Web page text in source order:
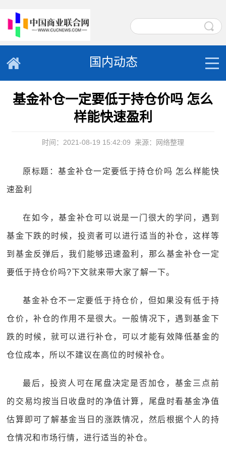
国内动态
基金补仓一定要低于持仓价吗 怎么
样能快速盈利
时间：2021-08-19 15:42:09 来源：网络整理
原标题：基金补仓一定要低于持仓价吗 怎么样能快
速盈利
在如今，基金补仓可以说是一门很大的学问，遇到
基金下跌的时候，投资者可以进行适当的补仓，这样等
到基金反弹后，我们能够迅速盈利，那么基金补仓一定
要低于持仓价吗?下文就来带大家了解一下。
基金补仓不一定要低于持仓价，但如果没有低于持
仓价，补仓的作用不是很大。一般情况下，遇到基金下
跌的时候，就可以进行补仓，可以才能有效降低基金的
仓位成本，所以不建议在高位的时候补仓。
最后，投资人可在尾盘决定是否加仓，基金三点前
的交易均按当日收盘时的净值计算，尾盘时看基金净值
估算即可了解基金当日的涨跌情况，然后根据个人的持
仓情况和市场行情，进行适当的补仓。